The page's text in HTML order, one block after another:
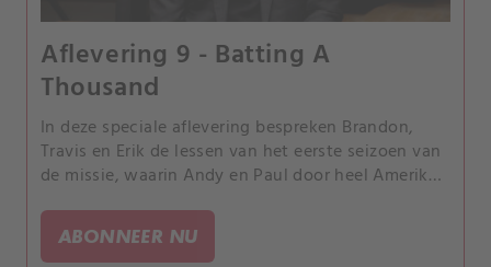
Aflevering 9 - Batting A
Thousand
In deze speciale aflevering bespreken Brandon,
Travis en Erik de lessen van het eerste seizoen van
de missie, waarin Andy en Paul door heel Amerika
ABONNEER NU